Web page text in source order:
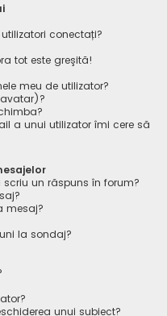
conectați?
tot este greşită!
meu de utilizator?
a unui utilizator îmi cere să
un răspuns în forum?
mesaj?
la sondaj?
unui subiect?